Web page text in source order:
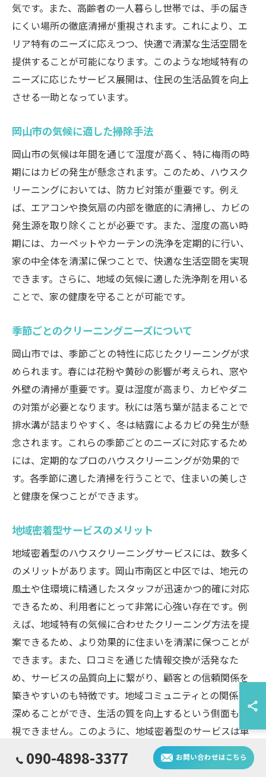
気です。また、高齢者の一人暮らし世帯では、手の届き
にくい場所の徹底清掃が重視されます。これにより、エ
リア特有のニーズに応えつつ、快適で清潔な生活空間を
提供することが可能になります。このような地域特有の
ニーズに応じたサービス展開は、住民の生活品質を向上
させる一助となっています。
岡山市の気候に適した掃除手法
岡山市の気候は年間を通じて湿度が高く、特に梅雨の時
期にはカビの発生が懸念されます。このため、ハウスク
リーニングにおいては、防カビ対策が重要です。例え
ば、エアコンや換気扇の内部を徹底的に清掃し、カビの
発生源を取り除くことが必要です。また、湿度の高い時
期には、カーペットやカーテンの洗浄を定期的に行い、
家の中全体を清潔に保つことで、快適な生活空間を実現
できます。さらに、地域の気候に適した洗浄剤を用いる
ことで、家の健康を守ることが可能です。
季節ごとのクリーニングニーズについて
岡山市では、季節ごとの特性に応じたクリーニングが求
められます。春には花粉や黄砂の影響が考えられ、窓や
外壁の清掃が重要です。夏は湿度が高まり、カビやダニ
の対策が必要となります。秋には落ち葉が詰まることで
排水溝が詰まりやすく、冬は結露によるカビの発生が懸
念されます。これらの季節ごとのニーズに対応するため
には、定期的なプロのハウスクリーニングが効果的で
す。各季節に適した清掃を行うことで、住まいの美しさ
と健康を保つことができます。
地域密着型サービスのメリット
地域密着型のハウスクリーニングサービスには、数多く
のメリットがあります。岡山市南区と中区では、地元の
風土や住環境に精通したスタッフが迅速かつ的確に対応
できるため、利用者にとって非常に心強い存在です。例
えば、地域特有の気候に合わせたクリーニング方法を提
案できるため、より効果的に住まいを清潔に保つことが
できます。また、口コミを通じた情報交換が活発なた
め、サービスの品質向上に繋がり、顧客との信頼関係を
築きやすいのも特徴です。地域コミュニティとの関係を
深めることができ、生活の質を向上するという側面も無
視できません。このように、地域密着型のサービスは単
なるクリーニングに留まらず、地域全体の発展に寄与す
る重要な役割を果たしています。
090-4898-3377 お問い合わせはこちら